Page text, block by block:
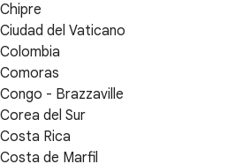
Chipre
Ciudad del Vaticano
Colombia
Comoras
Congo - Brazzaville
Corea del Sur
Costa Rica
Costa de Marfil